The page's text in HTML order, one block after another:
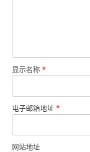
显示名称 *
电子邮箱地址 *
网站地址